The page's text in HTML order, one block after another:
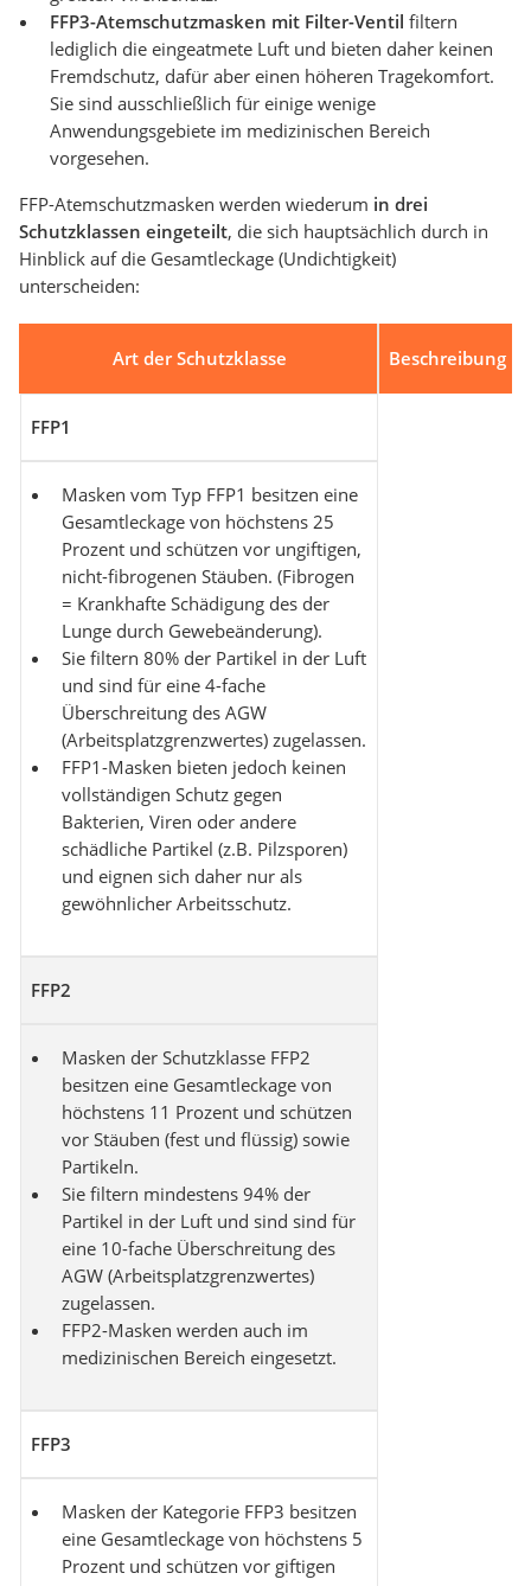
FFP3-Atemschutzmasken mit Filter-Ventil filtern
lediglich die eingeatmete Luft und bieten daher keinen
Fremdschutz, dafür aber einen höheren Tragekomfort.
Sie sind ausschließlich für einige wenige
Anwendungsgebiete im medizinischen Bereich
vorgesehen.
FFP-Atemschutzmasken werden wiederum in drei
Schutzklassen eingeteilt, die sich hauptsächlich durch in
Hinblick auf die Gesamtleckage (Undichtigkeit)
unterscheiden:
Art der Schutzklasse Beschreibung
FFP1
Masken vom Typ FFP1 besitzen eine
Gesamtleckage von höchstens 25
Prozent und schützen vor ungiftigen,
nicht-fibrogenen Stäuben. (Fibrogen
= Krankhafte Schädigung des der
Lunge durch Gewebeänderung).
Sie filtern 80% der Partikel in der Luft
und sind für eine 4-fache
Überschreitung des AGW
(Arbeitsplatzgrenzwertes) zugelassen.
FFP1-Masken bieten jedoch keinen
vollständigen Schutz gegen
Bakterien, Viren oder andere
schädliche Partikel (z.B. Pilzsporen)
und eignen sich daher nur als
gewöhnlicher Arbeitsschutz.
FFP2
Masken der Schutzklasse FFP2
besitzen eine Gesamtleckage von
höchstens 11 Prozent und schützen
vor Stäuben (fest und flüssig) sowie
Partikeln.
Sie filtern mindestens 94% der
Partikel in der Luft und sind sind für
eine 10-fache Überschreitung des
AGW (Arbeitsplatzgrenzwertes)
zugelassen.
FFP2-Masken werden auch im
medizinischen Bereich eingesetzt.
FFP3
Masken der Kategorie FFP3 besitzen
eine Gesamtleckage von höchstens 5
Prozent und schützen vor giftigen